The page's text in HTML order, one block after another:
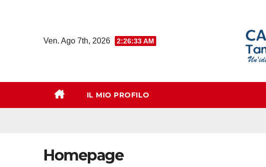
Ven. Ago 7th, 2026 2:26:34 AM
IL MIO PROFILO
Homepage